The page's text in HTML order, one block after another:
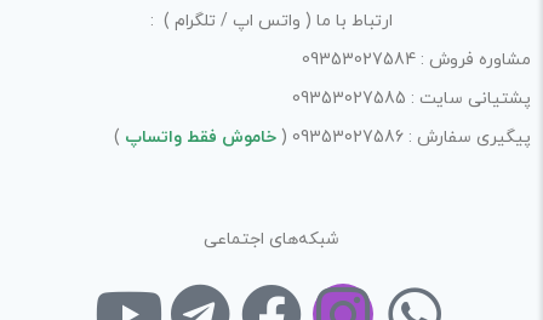
بیانی رسمی و عاری از لحن تند، تمسخرو توهین باشد.
از ارسال لینک‌های سایت‌های دیگر و ارایه‌ی اطلاعات شخصی
خودتان مثل شماره تماس، ایمیل و آی‌دی شبکه‌های اجتماعی
پرهیز کنید.
فرآیند خرید یک محصول توسط ایشان است.
با توجه به ساختار بخش نظرات، از پرسیدن سوال یا درخواست
ارتباط با ما ( واتس اپ / تلگرام ) :
مشاوره فروش : 09353027584
پشتیانی سایت : 09353027585
پیگیری سفارش : 09353027586 (
خاموش فقط واتساپ )
شبکه‌های اجتماعی